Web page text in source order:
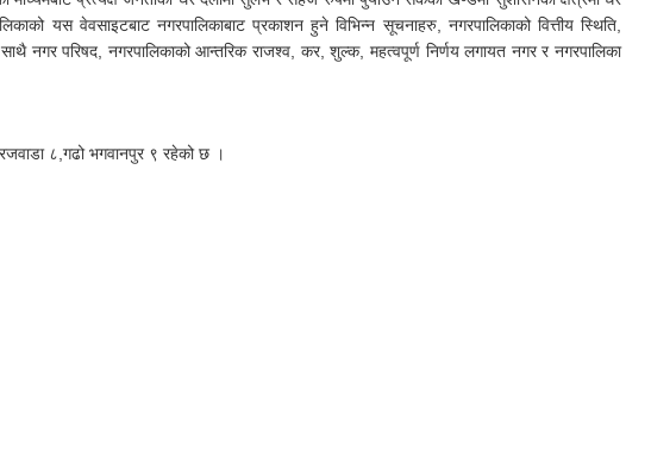
यस वेवसाइटबाट नगरपालिकाबाट प्रकाशन हुने विभिन्न सूचनाहरु, नगरपालिकाको वित्तीय स्थिति,
नगर परिषद, नगरपालिकाको आन्तरिक राजश्व, कर, शुल्क, महत्वपूर्ण निर्णय लगायत नगर र नगरपालिका
८,गढो भगवानपुर ९ रहेको छ ।